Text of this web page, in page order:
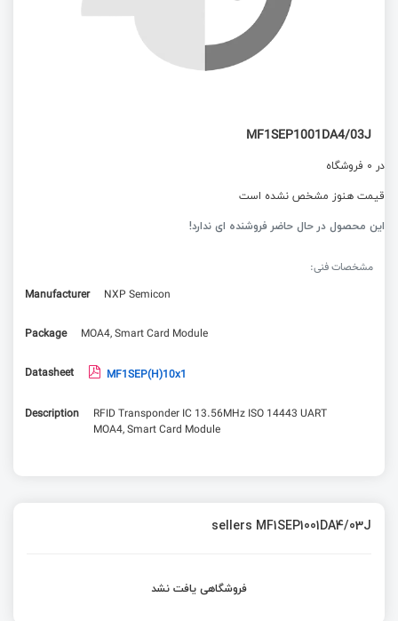
MF1SEP1001DA4/03J
در 0 فروشگاه
قیمت هنوز مشخص نشده است
این محصول در حال حاضر فروشنده ای ندارد!
مشخصات فنی:
Manufacturer
NXP Semicon
Package MOA4, Smart Card Module
Datasheet MF1SEP(H)10x1
Description
RFID Transponder IC 13.56MHz ISO 14443 UART
MOA4, Smart Card Module
sellers MF1SEP1001DA4/03J
فروشگاهی یافت نشد